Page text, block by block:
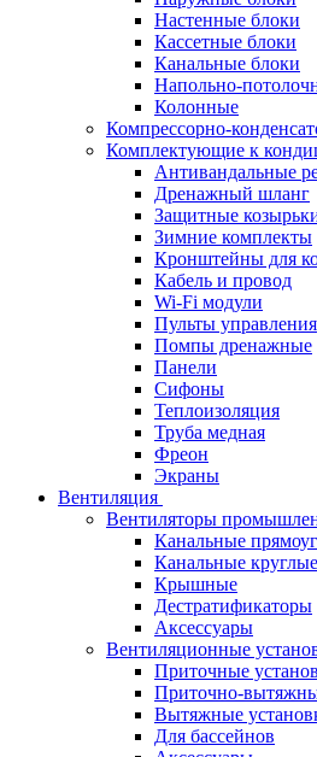
Настенные блоки
Кассетные блоки
Канальные блоки
Напольно-
Колонные
Компрессорно-
Комплектующие к
Антивандальные
Дренажный шланг
Защитные
Зимние комплекты
Кронштейны для
Кабель и провод
Wi-Fi модули
Пульты управления
Помпы дренажные
Панели
Сифоны
Теплоизоляция
Труба медная
Фреон
Экраны
Вентиляция
Вентиляторы
Канальные
Канальные круглые
Крышные
Дестратификаторы
Аксессуары
Вентиляционные
Приточные
Приточно-
Вытяжные
Для бассейнов